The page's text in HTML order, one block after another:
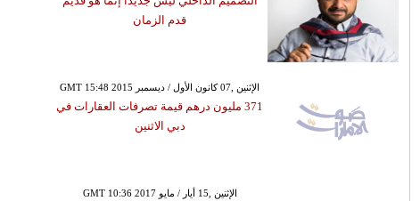
قدم الزمان
GMT 15:48 2015 الإثنين ,07 كانون الأول / ديسمبر
371 مليون درهم قيمة تصرفات العقارات في
دبي الاثنين
GMT 10:36 2017 الإثنين ,15 أيار / مايو